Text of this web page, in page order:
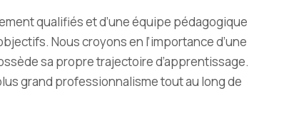
qualifiés et d’une équipe pédagogique
Nous croyons en l’importance d’une
sa propre trajectoire d’apprentissage.
grand professionnalisme tout au long de